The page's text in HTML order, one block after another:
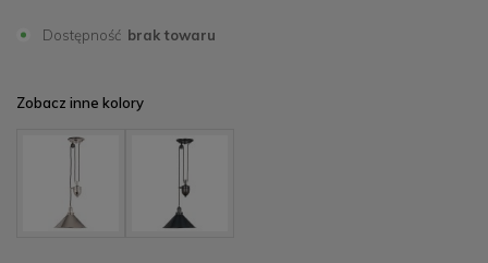
Dostępność brak towaru
Zobacz inne kolory